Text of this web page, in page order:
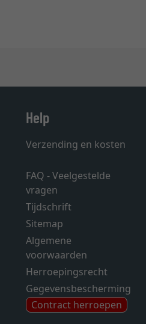
Help
Verzending en kosten
FAQ - Veelgestelde
vragen
Tijdschrift
Sitemap
Algemene
voorwaarden
Herroepingsrecht
Gegevensbescherming
Contract herroepen